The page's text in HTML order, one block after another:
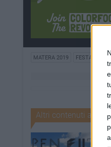
MATERA 2019 FESTA
Altri contenuti a